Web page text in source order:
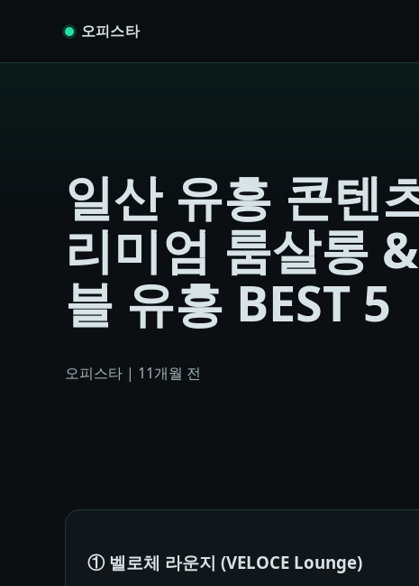
오피스타
일산 유흥 콘텐
리미엄 룸살롱
블 유흥 BEST 5
오피스타 | 11개월 전
① 벨로체 라운지 (VELOCE Lounge)